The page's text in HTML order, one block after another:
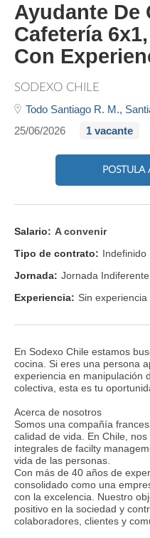
Ayudante De
Cafetería
Con
SODEXO CHILE
Todo Santiago R. M.,
25/06/2026
1 vacante
POSTULA
Salario: A convenir
Tipo de contrato: Indefinido
Jornada: Jornada Indiferente
Experiencia: Sin experiencia
En Sodexo Chile estamos
cocina. Si eres una persona
experiencia en manipulación
colectiva, esta es tu
Acerca de nosotros
Somos una compañía
calidad de vida. En Chile,
integrales de facilty
vida de las personas.
Con más de 40 años de
consolidado como una
con la excelencia. Nuestro
positivo en la sociedad y
colaboradores, clientes y